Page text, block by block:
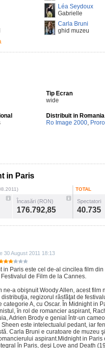
Léa Seydoux
Gabrielle
Carla Bruni
ghid muzeu
Tip Ecran
wide
Distribuit in
Ro Image 2000,
in Paris
Încasări (RON)
176.792,85
TOTAL
Spectatori
40.735
30 August 2011 18:13
in Paris este cel de-al cincilea film
de Film de la Cannes.
ne-a obişnuit Woody Allen, acest film
distribuţia, regizorul răsfăţat de
categorie A, cu Oscar. În Midnight in
în rol de romancier aspirant,
Adrien Brody e genial într-un
Sheen este intelectualul pedant, iar
Carla Bruni e curatoare de muzeu
aspirant.Midnight in Paris
în Paris, deşi Love and Death